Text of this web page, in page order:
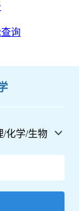
询
/化学/生物